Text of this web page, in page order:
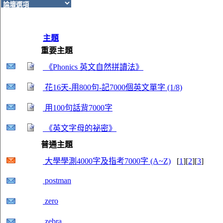
主題
重要主題
《Phonics 英文自然拼讀法》
花16天-用800句-記7000個英文單字 (1/8)
用100句話背7000字
《英文字母的祕密》
普通主題
大學學測4000字及指考7000字 (A~Z) [1][2][3]
postman
zero
zebra